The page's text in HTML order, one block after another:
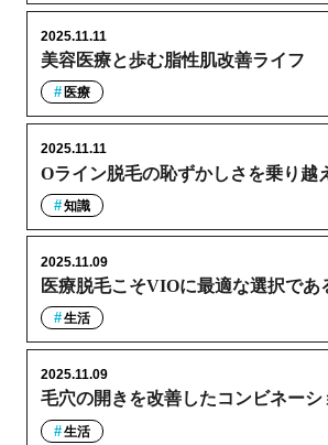
美容医療と歩む脂性肌改善ライフ
2025.11.11
医療
Oライン脱毛の恥ずかしさを乗り越
2025.11.11
知識
医療脱毛こそVIOに最適な選択であ
2025.11.09
生活
毛穴の開きを改善したコンビネーシ
2025.11.09
生活